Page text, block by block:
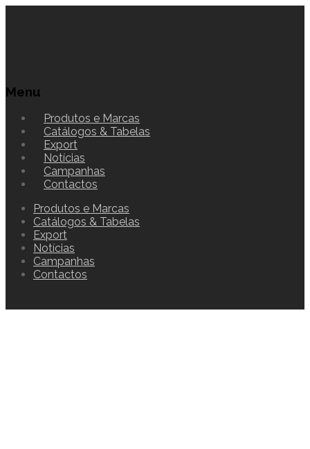
Menu
Produtos e Marcas
Catálogos & Tabelas
Export
Notícias
Campanhas
Contactos
Produtos e Marcas
Catálogos & Tabelas
Export
Notícias
Campanhas
Contactos